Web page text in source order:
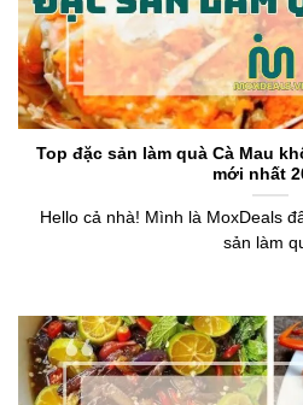
Top đặc sản làm quà Cà Mau
mới nhất
Hello cả nhà! Mình là MoxDeals
sản làm